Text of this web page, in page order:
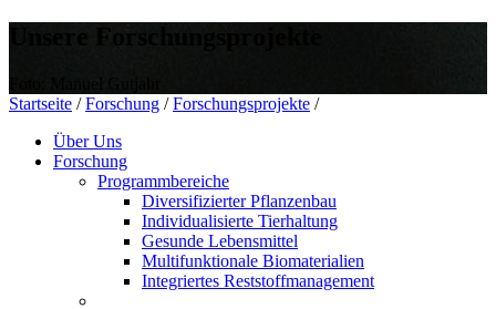
Unsere Forschungsprojekte
Startseite / Forschung / Forschungsprojekte /
Über Uns
Forschung
Programmbereiche
Diversifizierter Pflanzenbau
Individualisierte Tierhaltung
Gesunde Lebensmittel
Multifunktionale Biomaterialien
Integriertes Reststoffmanagement